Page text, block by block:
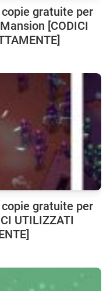
gratuite per
[CODICI
gratuite per
UTILIZZATI